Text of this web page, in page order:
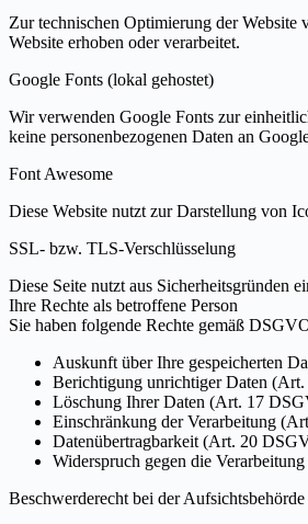
Zur technischen Optimierung der Website
Website erhoben oder verarbeitet.
Google Fonts (lokal gehostet)
Wir verwenden Google Fonts zur
keine personenbezogenen Daten an
Font Awesome
Diese Website nutzt zur Darstellung von
SSL- bzw. TLS-Verschlüsselung
Diese Seite nutzt aus Sicherheitsgründen
Ihre Rechte als betroffene Person
Sie haben folgende Rechte gemäß
Auskunft über Ihre gespeicherten
Berichtigung unrichtiger Daten
Löschung Ihrer Daten (Art. 17
Einschränkung der Verarbeitung
Datenübertragbarkeit (Art. 20
Widerspruch gegen die
Beschwerderecht bei der Aufsichtsbehörde